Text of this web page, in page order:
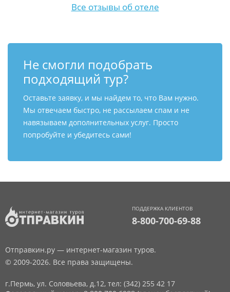
Все отзывы об отеле
Не смогли подобрать
подходящий тур?
Оставьте заявку, и мы найдем то, что Вам нужно.
Мы отвечаем быстро, не рассылаем спам и не
навязываем дополнительных услуг. Просто
попробуйте и убедитесь сами!
ПОДДЕРЖКА КЛИЕНТОВ
8-800-700-69-88
Отправкин.ру — интернет-магазин туров.
© 2009-2026. Все права защищены.
г.Пермь, ул. Соловьева, д.12, тел: (342) 255 42 17